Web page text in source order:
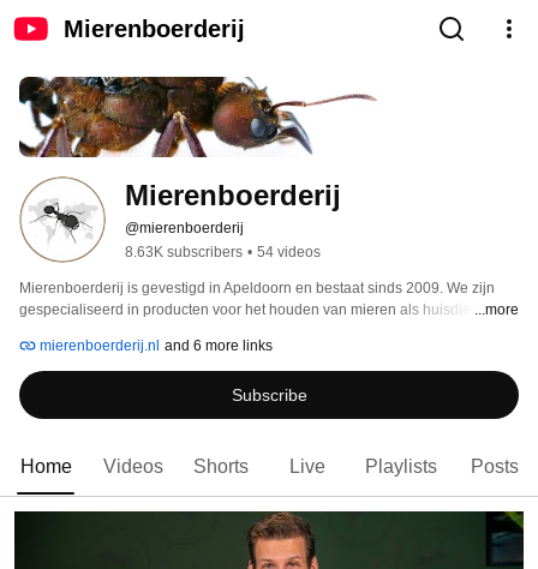
Mierenboerderij
Mierenboerderij
@mierenboerderij
8.63K subscribers • 54 videos
Mierenboerderij is gevestigd in Apeldoorn en bestaat sinds 2009. We zijn
gespecialiseerd in producten voor het houden van mieren als huisdier en we
...more
mierenboerderij.nl and 6 more links
Subscribe
Home Videos Shorts Live Playlists Posts